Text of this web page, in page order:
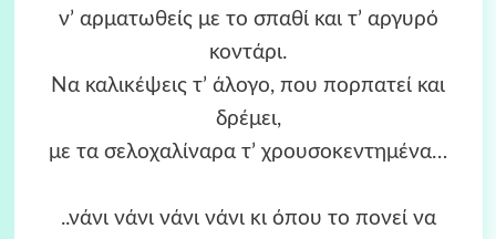
ν’ αρματωθείς με το σπαθί και τ’ αργυρό
κοντάρι.
Να καλικέψεις τ’ άλογο, που πορπατεί και
δρέμει,
με τα σελοχαλίναρα τ’ χρουσοκεντημένα…
..νάνι νάνι νάνι νάνι κι όπου το πονεί να